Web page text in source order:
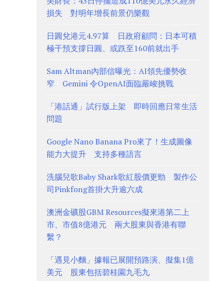
損失 對明年增長前景仍樂觀
日圓兌港元4.97算 日政府顧問：日本可積
極干預支撐日圓、或跌至160前就出手
Sam Altman內部信曝光：AI領先優勢收
窄 Gemini 令OpenAI面臨嚴峻挑戰
「港話通」試行版上架 即時回應日常生活
問題
Google Nano Banana Pro來了！生成圖像
能力大提升 支持多種語言
洗腦兒歌Baby Shark歌紅股價更勁 製作公
司Pinkfong首掛大升逾六成
澳洲金礦股GBM Resources擬來港第二上
市、市值8億港元 兩大股東與香港有聯
繫？
「遇見小麵」據報已展開預路演、擬集1億
美元 股東包括碧桂園九毛九